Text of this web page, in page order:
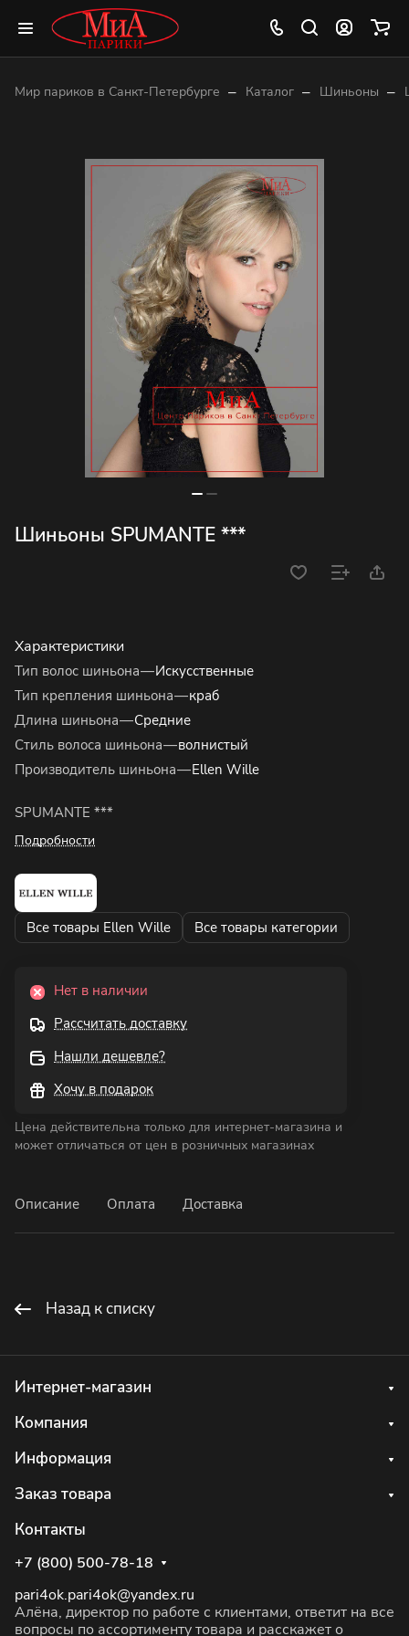
Мир париков в Санкт-Петербурге – Каталог – Шиньоны –
Шиньоны SPUMANTE ***
Характеристики
Тип волос шиньона—Искусственные
Тип крепления шиньона—краб
Длина шиньона—Средние
Стиль волоса шиньона—волнистый
Производитель шиньона—Ellen Wille
SPUMANTE ***
Подробности
Все товары Ellen Wille Все товары категории
Нет в наличии
Рассчитать доставку
Нашли дешевле?
Хочу в подарок
Цена действительна только для интернет-магазина и
может отличаться от цен в розничных магазинах
Описание Оплата Доставка
Назад к списку
Интернет-магазин
Компания
Информация
Заказ товара
Контакты
+7 (800) 500-78-18
pari4ok.pari4ok@yandex.ru
Алёна, директор по работе с клиентами, ответит на все
вопросы по ассортименту товара и расскажет о